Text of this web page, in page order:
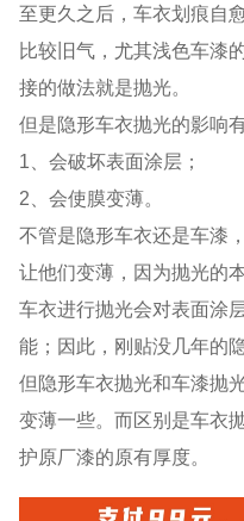
至更久之后，车衣划痕自
比较旧气，尤其浅色车漆
接的做法就是抛光。
但是隐形车衣抛光的影响
1、会破坏表面涂层；
2、会使膜变薄。
不管是隐形车衣还是车漆
让他们变薄，因为抛光的
车衣进行抛光会对表面涂
能；因此，刚贴没几年的
但隐形车衣抛光和车漆抛
变薄一些。而区别是车衣
护原厂漆的原有厚度。